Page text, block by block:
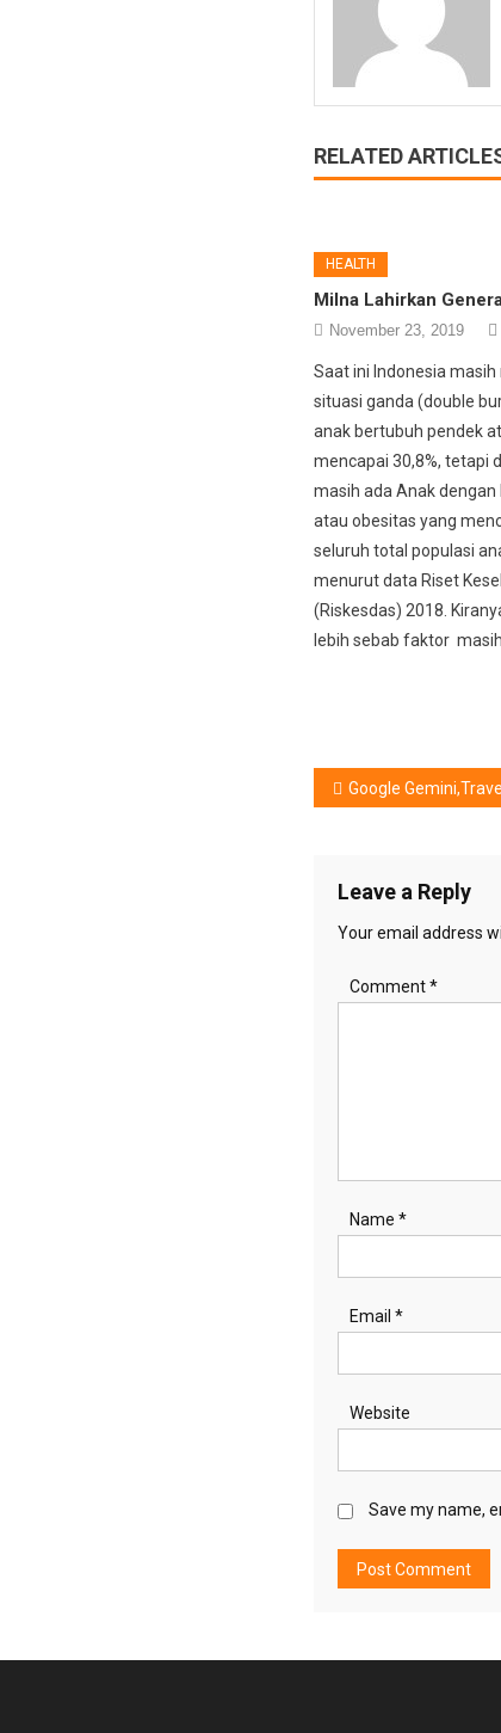
RELATED
HEALTH
Milna Lahirkan
November 23, 2019
Saat ini Indonesia
situasi ganda (double
anak bertubuh pendek
mencapai 30,8%, tetapi
masih ada Anak dengan
atau obesitas yang
seluruh total populasi
menurut data Riset
(Riskesdas) 2018.
lebih sebab faktor masih
Post
Google Gemini,Travel Companion Untuk Bikin
Leave a Reply
Your email address
Comment*
Name *
Email *
Website
Save my name,